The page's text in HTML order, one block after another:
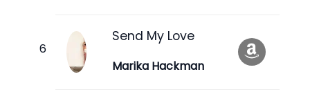
Send My Love
Marika Hackman